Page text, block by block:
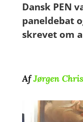
Dansk PEN
paneldebat
skrevet om
AfJørgen